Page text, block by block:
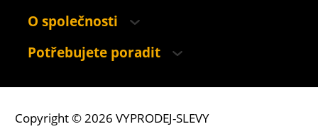
O společnosti
Potřebujete poradit
Copyright © 2026 VYPRODEJ-SLEVY